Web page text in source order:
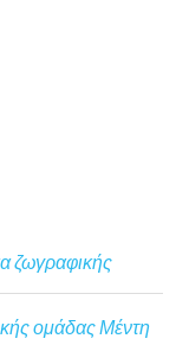
ζωγραφικής
ομάδας Μέντη